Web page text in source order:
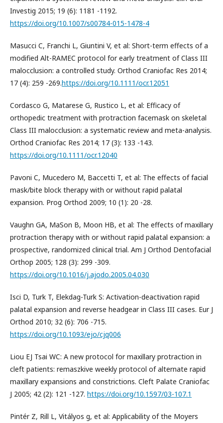
Investig 2015; 19 (6): 1181 -1192.
https://doi.org/10.1007/s00784-015-1478-4
Masucci C, Franchi L, Giuntini V, et al: Short-term effects of a
modified Alt-RAMEC protocol for early treatment of Class III
malocclusion: a controlled study. Orthod Craniofac Res 2014;
17 (4): 259 -269.https://doi.org/10.1111/ocr.12051
Cordasco G, Matarese G, Rustico L, et al: Efficacy of
orthopedic treatment with protraction facemask on skeletal
Class III malocclusion: a systematic review and meta-analysis.
Orthod Craniofac Res 2014; 17 (3): 133 -143.
https://doi.org/10.1111/ocr.12040
Pavoni C, Mucedero M, Baccetti T, et al: The effects of facial
mask/bite block therapy with or without rapid palatal
expansion. Prog Orthod 2009; 10 (1): 20 -28.
Vaughn GA, MaSon B, Moon HB, et al: The effects of maxillary
protraction therapy with or without rapid palatal expansion: a
prospective, randomized clinical trial. Am J Orthod Dentofacial
Orthop 2005; 128 (3): 299 -309.
https://doi.org/10.1016/j.ajodo.2005.04.030
Isci D, Turk T, Elekdag-Turk S: Activation-deactivation rapid
palatal expansion and reverse headgear in Class III cases. Eur J
Orthod 2010; 32 (6): 706 -715.
https://doi.org/10.1093/ejo/cjq006
Liou EJ Tsai WC: A new protocol for maxillary protraction in
cleft patients: remaszkive weekly protocol of alternate rapid
maxillary expansions and constrictions. Cleft Palate Craniofac
J 2005; 42 (2): 121 -127. https://doi.org/10.1597/03-107.1
Pintér Z, Rill L, Vitályos g, et al: Applicability of the Moyers